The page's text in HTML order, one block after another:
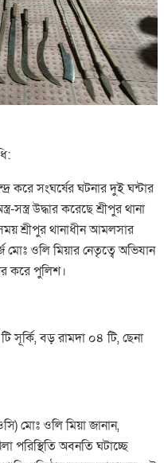
করে সংঘর্ষের ঘটনার দুই ঘন্টার
সস্ত্র উদ্ধার করেছে শ্রীপুর থানা
শ্রীপুর থানাধীন আমলসার
মোঃ ওলি মিয়ার নেতৃত্বে অভিযান
করে পুলিশ।
সূর্কি, বড় রামদা ০৪ টি, ছেনা
মোঃ ওলি মিয়া জানান,
পরিস্থিতি অবনতি ঘটাচ্ছে